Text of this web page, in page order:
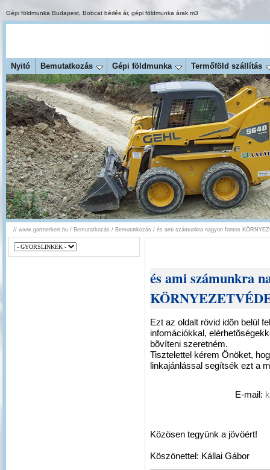
Gépi földmunka Budapest Bobcat bérlés ár, gépi földmunka árak m3
Nyitó Bemutatkozás Gépi földmunka Termőföld szállítás
// www.gartnerkert.hu / Bemutatkozás / Bemutatkozás / és ami számunkra nagyon fontos
és ami számunkra
Ezt az oldalt rövid idõn belül
infomációkkal,
bõvíteni szeretném.
Tisztelettel kérem Önöket,
linkajánlással segítsék ezt a
E-mail:
Közösen tegyünk a jövöért!
Köszönettel: Kállai Gábor